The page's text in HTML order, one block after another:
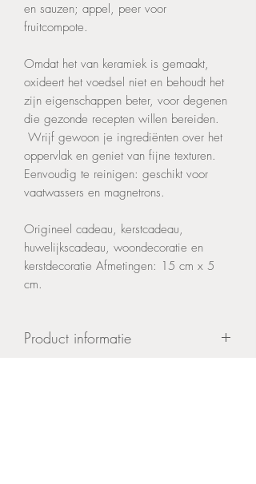
en sauzen; appel, peer voor
fruitcompote.
Omdat het van keramiek is gemaakt,
oxideert het voedsel niet en behoudt het
zijn eigenschappen beter, voor degenen
die gezonde recepten willen bereiden.
Wrijf gewoon je ingrediënten over het
oppervlak en geniet van fijne texturen.
Eenvoudig te reinigen: geschikt voor
vaatwassers en magnetrons.
Origineel cadeau, kerstcadeau,
huwelijkscadeau, woondecoratie en
kerstdecoratie Afmetingen: 15 cm x 5
cm.
Product informatie